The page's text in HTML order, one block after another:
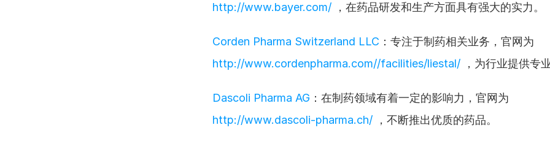
http://www.bayer.com/ ，在药品研发和生产方面具有强大的实力。
Corden Pharma Switzerland LLC
http://www.cordenpharma.com//facilities/liestal/ ，为行业提供专
Dascoli Pharma AG
http://www.dascoli-pharma.ch/ ，不断推出优质的药品。